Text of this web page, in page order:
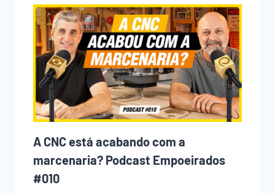
TODO
INICIANTE
NA
MARCENARIA
COMETE
(E
COMO
EVITAR
CADA
UM
DELES)
A CNC está acabando com a
marcenaria? Podcast Empoeirados
#010